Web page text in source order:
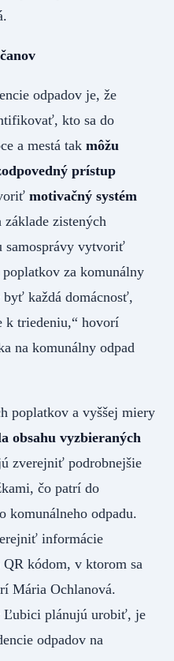
odpadov je, že
kto sa do
a mestá tak môžu
prístup
motivačný systém
zistených
samosprávy vytvoriť
za komunálny
byť každá domácnosť,
k triedeniu,“ hovorí
na komunálny odpad
poplatkov a vyššej miery
obsahu vyzbieraných
zverejniť podrobnejšie
čo patrí do
komunálneho odpadu.
informácie
kódom, v ktorom sa
Mária Ochlanová.
Ľubici plánujú urobiť, je
odpadov na